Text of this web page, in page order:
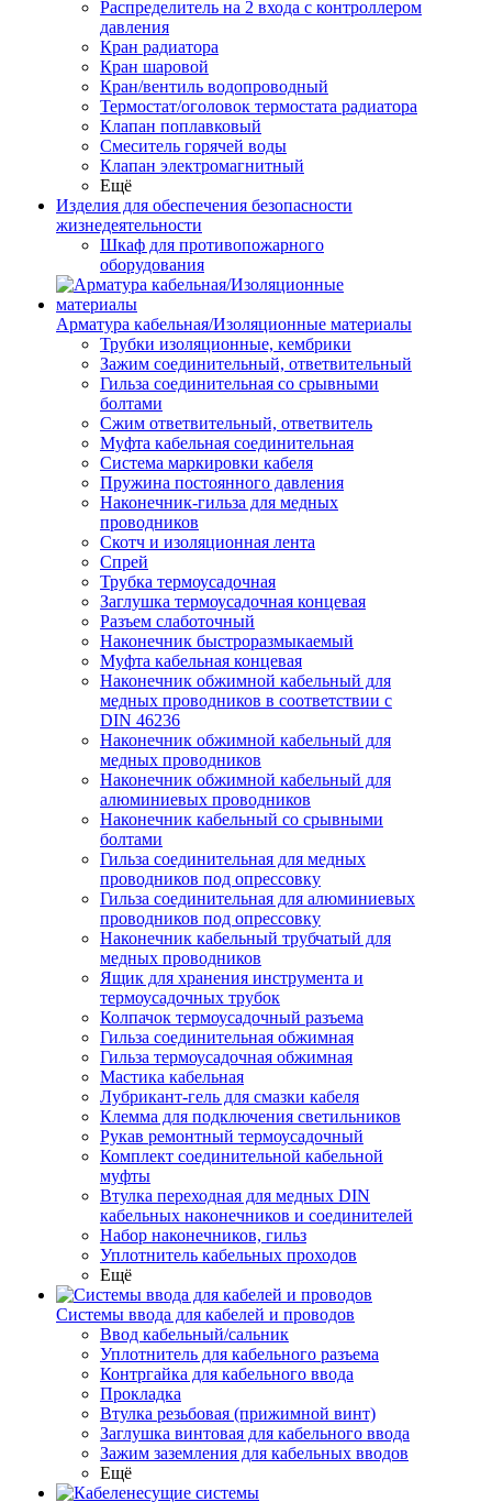
Распределитель на 2 входа с контроллером
давления
Кран радиатора
Кран шаровой
Кран/вентиль водопроводный
Термостат/оголовок термостата радиатора
Клапан поплавковый
Смеситель горячей воды
Клапан электромагнитный
Ещё
Изделия для обеспечения безопасности
жизнедеятельности
Шкаф для противопожарного
оборудования
Арматура кабельная/Изоляционные материалы
Трубки изоляционные, кембрики
Зажим соединительный, ответвительный
Гильза соединительная со срывными
болтами
Сжим ответвительный, ответвитель
Муфта кабельная соединительная
Система маркировки кабеля
Пружина постоянного давления
Наконечник-гильза для медных
проводников
Скотч и изоляционная лента
Спрей
Трубка термоусадочная
Заглушка термоусадочная концевая
Разъем слаботочный
Наконечник быстроразмыкаемый
Муфта кабельная концевая
Наконечник обжимной кабельный для
медных проводников в соответствии с
DIN 46236
Наконечник обжимной кабельный для
медных проводников
Наконечник обжимной кабельный для
алюминиевых проводников
Наконечник кабельный со срывными
болтами
Гильза соединительная для медных
проводников под опрессовку
Гильза соединительная для алюминиевых
проводников под опрессовку
Наконечник кабельный трубчатый для
медных проводников
Ящик для хранения инструмента и
термоусадочных трубок
Колпачок термоусадочный разъема
Гильза соединительная обжимная
Гильза термоусадочная обжимная
Мастика кабельная
Лубрикант-гель для смазки кабеля
Клемма для подключения светильников
Рукав ремонтный термоусадочный
Комплект соединительной кабельной
муфты
Втулка переходная для медных DIN
кабельных наконечников и соединителей
Набор наконечников, гильз
Уплотнитель кабельных проходов
Ещё
Системы ввода для кабелей и проводов
Ввод кабельный/сальник
Уплотнитель для кабельного разъема
Контргайка для кабельного ввода
Прокладка
Втулка резьбовая (прижимной винт)
Заглушка винтовая для кабельного ввода
Зажим заземления для кабельных вводов
Ещё